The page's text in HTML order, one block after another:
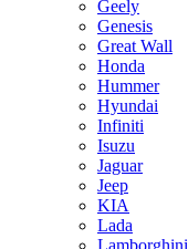
Geely
Genesis
Great Wall
Honda
Hummer
Hyundai
Infiniti
Isuzu
Jaguar
Jeep
KIA
Lada
Lamborghini